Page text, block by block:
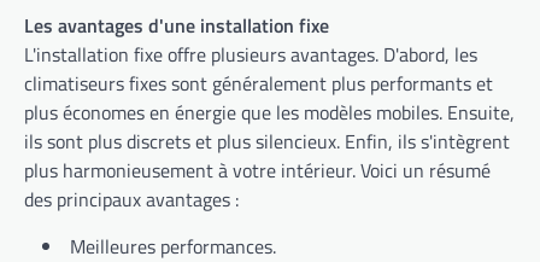
Les avantages d'une installation fixe
L'installation fixe offre plusieurs avantages. D'abord, les
climatiseurs fixes sont généralement plus performants et
plus économes en énergie que les modèles mobiles. Ensuite,
ils sont plus discrets et plus silencieux. Enfin, ils s'intègrent
plus harmonieusement à votre intérieur. Voici un résumé
des principaux avantages :
Meilleures performances.